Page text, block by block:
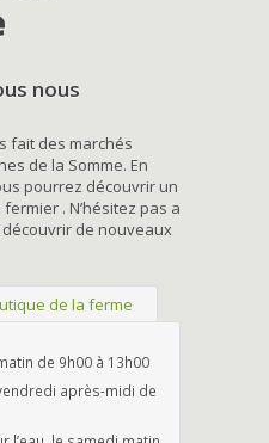
nous
fait des marchés
de la Somme. En
pourrez découvrir un
. N’hésitez pas a
de nouveaux
de la ferme
de 9h00 à 13h00
après-midi de